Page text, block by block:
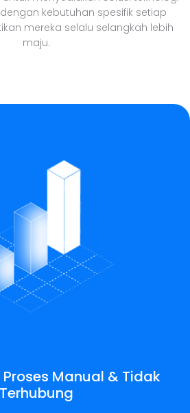
kebutuhan spesifik setiap
mereka selalu selangkah lebih
maju.​
Manual & Tidak
Terhubung